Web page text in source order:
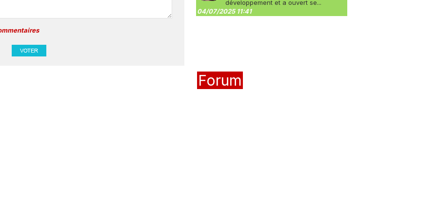
développement et a ouvert se...
04/07/2025 11:41
Forum